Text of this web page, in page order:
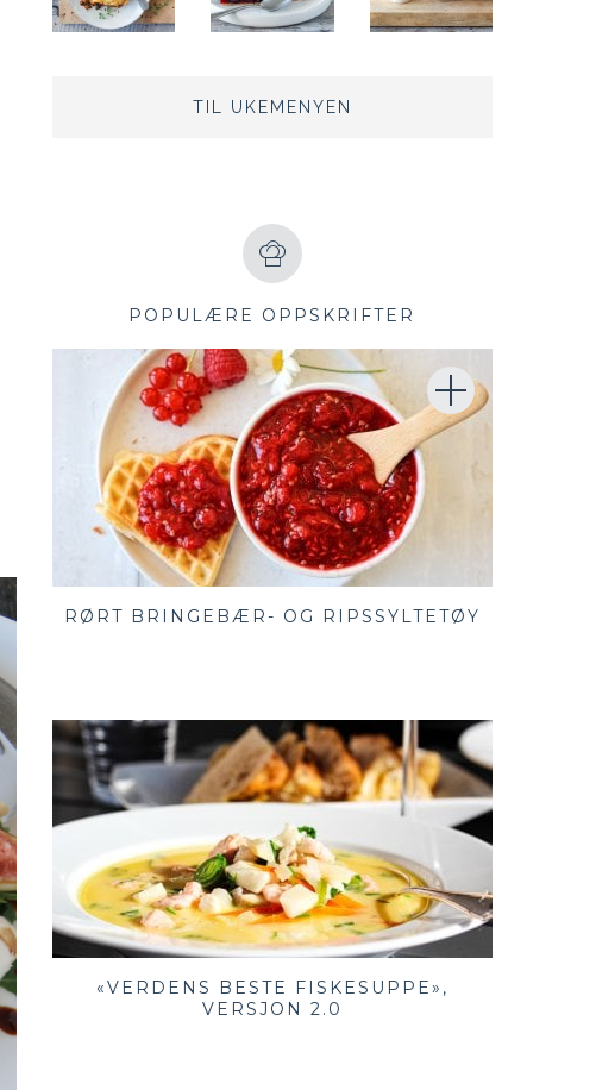
TIL UKEMENYEN
POPULÆRE OPPSKRIFTER
RØRT BRINGEBÆR- OG RIPSSYLTETØY
«VERDENS BESTE FISKESUPPE»,
VERSJON 2.0